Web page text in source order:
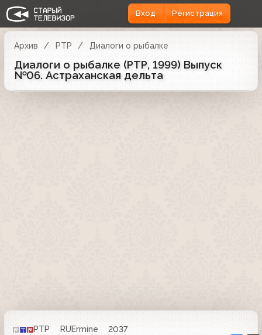
Вход Регистрация
Архив РТР Диалоги о рыбалке
Диалоги о рыбалке (РТР, 1999) Выпуск
№06. Астраханская дельта
РТР RUErmine
2037